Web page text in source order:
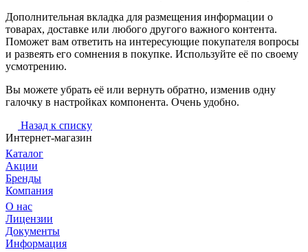
Дополнительная вкладка для размещения информации о
товарах, доставке или любого другого важного контента.
Поможет вам ответить на интересующие покупателя вопросы
и развеять его сомнения в покупке. Используйте её по своему
усмотрению.
Вы можете убрать её или вернуть обратно, изменив одну
галочку в настройках компонента. Очень удобно.
Назад к списку
Интернет-магазин
Каталог
Акции
Бренды
Компания
О нас
Лицензии
Документы
Информация